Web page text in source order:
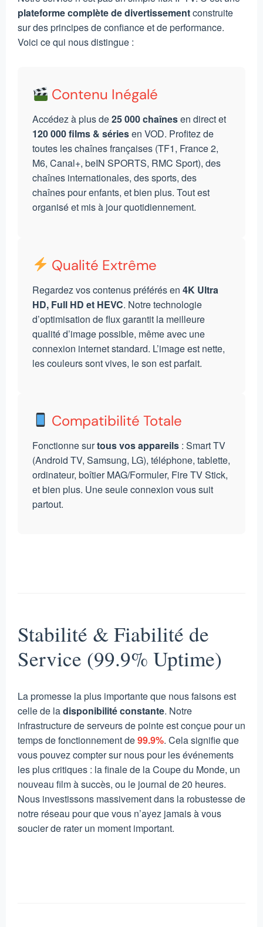
plateforme complète de divertissementconstruite
sur des principes de confiance et de performance.
Voici ce qui nous distingue :
Contenu Inégalé
Accédez à plus de25 000 chaînesen direct et
120 000 films & sériesen VOD. Profitez de
toutes les chaînes françaises (TF1, France 2,
M6, Canal+, beIN SPORTS, RMC Sport), des
chaînes internationales, des sports, des
chaînes pour enfants, et bien plus. Tout est
organisé et mis à jour quotidiennement.
Qualité Extrême
Regardez vos contenus préférés en 4K Ultra
HD, Full HD et HEVC. Notre technologie
d’optimisation de flux garantit la meilleure
qualité d’image possible, même avec une
connexion internet standard. L’image est nette,
les couleurs sont vives, le son est parfait.
Compatibilité Totale
Fonctionne surtous vos appareils : Smart TV
(Android TV, Samsung, LG), téléphone, tablette,
ordinateur, boîtier MAG/Formuler, Fire TV Stick,
et bien plus. Une seule connexion vous suit
partout.
Stabilité & Fiabilité de
Service (99.9% Uptime)
La promesse la plus importante que nous faisons est
celle de ladisponibilité constante. Notre
infrastructure de serveurs de pointe est conçue pour un
temps de fonctionnement de99.9%. Cela signifie que
vous pouvez compter sur nous pour les événements
les plus critiques : la finale de la Coupe du Monde, un
nouveau film à succès, ou le journal de 20 heures.
Nous investissons massivement dans la robustesse de
notre réseau pour que vous n’ayez jamais à vous
soucier de rater un moment important.